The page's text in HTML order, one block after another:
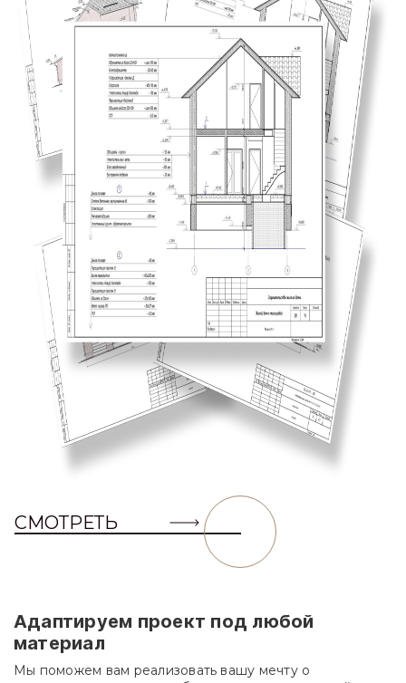
СМОТРЕТЬ
Адаптируем проект под любой
материал
Мы поможем вам реализовать вашу мечту о